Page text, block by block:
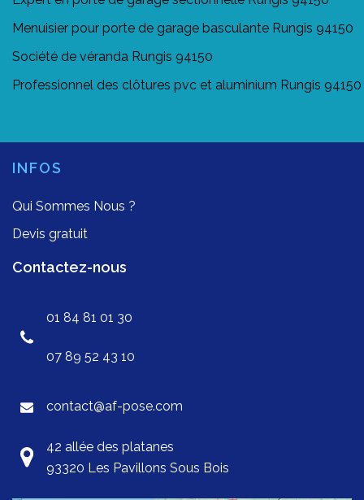
Menuisier pour porte de garage basculante Rungis 94150
Société de véranda Rungis 94150
Professionnel des clôtures pvc et aluminium Rungis 94150
INFOS
Qui Sommes Nous ?
Devis gratuit
Contactez-nous
01 84 81 01 30
07 89 52 43 10
contact@af-pose.com
42 allée des platanes
93320 Les Pavillons Sous Bois